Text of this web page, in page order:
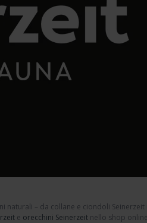
naturali – da collane e ciondoli Seinerzeit
e orecchini Seinerzeit nello shop